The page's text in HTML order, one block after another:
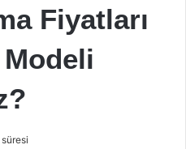
Fiyatları